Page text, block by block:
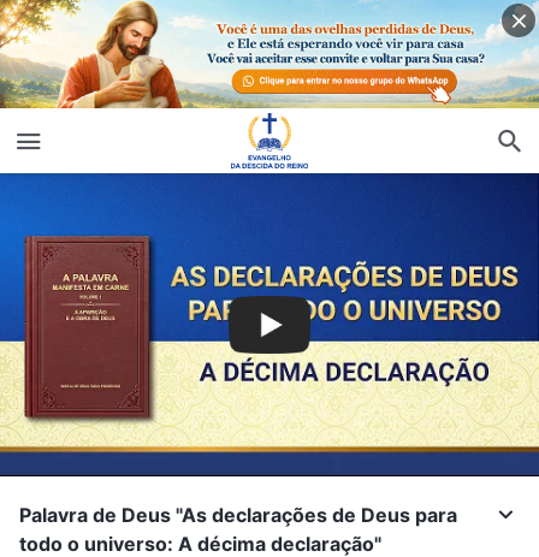
Palavra de Deus "As declarações de Deus para
todo o universo: A décima declaração"